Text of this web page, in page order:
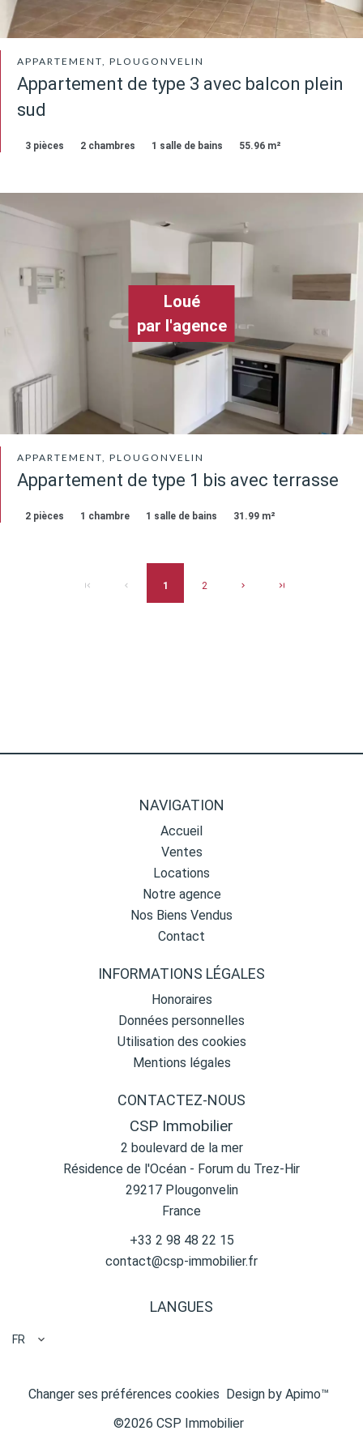
APPARTEMENT, PLOUGONVELIN
Appartement de type 3 avec balcon plein
sud
3 pièces 2 chambres 1 salle de bains 55.96 m²
Loué
par l'agence
APPARTEMENT, PLOUGONVELIN
Appartement de type 1 bis avec terrasse
2 pièces 1 chambre 1 salle de bains 31.99 m²
1 2
NAVIGATION
Accueil
Ventes
Locations
Notre agence
Nos Biens Vendus
Contact
INFORMATIONS LÉGALES
Honoraires
Données personnelles
Utilisation des cookies
Mentions légales
CONTACTEZ-NOUS
CSP Immobilier
2 boulevard de la mer
Résidence de l'Océan - Forum du Trez-Hir
29217Plougonvelin
France
+33 2 98 48 22 15
contact@csp-immobilier.fr
LANGUES
FR
Changer ses préférences cookies Design by Apimo™
©2026 CSP Immobilier